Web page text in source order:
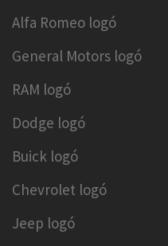
Alfa Romeo logó
General Motors logó
RAM logó
Dodge logó
Buick logó
Chevrolet logó
Jeep logó